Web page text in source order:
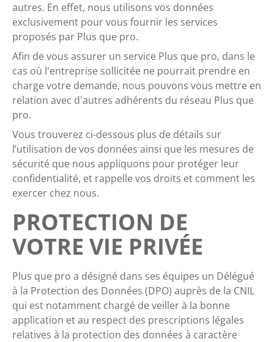
autres. En effet, nous utilisons vos données
exclusivement pour vous fournir les services
proposés par Plus que pro.
Afin de vous assurer un service Plus que pro, dans le
cas où l'entreprise sollicitée ne pourrait prendre en
charge votre demande, nous pouvons vous mettre en
relation avec d'autres adhérents du réseau Plus que
pro.
Vous trouverez ci-dessous plus de détails sur
l’utilisation de vos données ainsi que les mesures de
sécurité que nous appliquons pour protéger leur
confidentialité, et rappelle vos droits et comment les
exercer chez nous.
PROTECTION DE
VOTRE VIE PRIVÉE
Plus que pro a désigné dans ses équipes un Délégué
à la Protection des Données (DPO) auprès de la CNIL
qui est notamment chargé de veiller à la bonne
application et au respect des prescriptions légales
relatives à la protection des données à caractère